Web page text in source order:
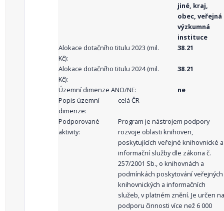
jiné, kraj,
obec, veřejná
výzkumná
instituce
Alokace dotačního titulu 2023 (mil.
Kč):
38.21
Alokace dotačního titulu 2024 (mil.
Kč):
38.21
Územní dimenze ANO/NE:
ne
Popis územní
dimenze:
celá ČR
Podporované
aktivity:
Program je nástrojem podpory
rozvoje oblasti knihoven,
poskytujících veřejné knihovnické a
informační služby dle zákona č.
257/2001 Sb., o knihovnách a
podmínkách poskytování veřejných
knihovnických a informačních
služeb, v platném znění. Je určen na
podporu činnosti více než 6 000